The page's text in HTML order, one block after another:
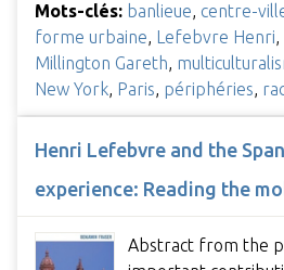
Mots-clés: banlieue, centre-
forme urbaine, Lefebvre Henri,
Millington Gareth,
New York, Paris, périphéries,
Henri Lefebvre and the
experience: Reading the
Abstract from the